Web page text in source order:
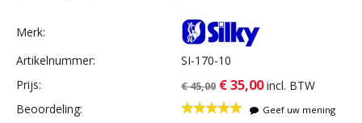
Merk:
Artikelnummer:
SI-170-10
Prijs:
€ 45,00 € 35,00 incl. BTW
Beoordeling:
Geef uw mening